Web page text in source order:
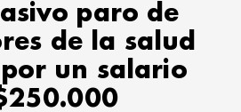
paro de
de la salud
un salario